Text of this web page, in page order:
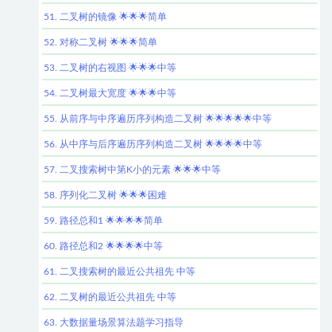
51. 二叉树的镜像 🌟🌟🌟简单
52. 对称二叉树 🌟🌟🌟简单
53. 二叉树的右视图 🌟🌟🌟中等
54. 二叉树最大宽度 🌟🌟🌟中等
55. 从前序与中序遍历序列构造二叉树 🌟🌟🌟🌟🌟中等
56. 从中序与后序遍历序列构造二叉树 🌟🌟🌟🌟中等
57. 二叉搜索树中第K小的元素 🌟🌟🌟中等
58. 序列化二叉树 🌟🌟🌟困难
59. 路径总和1 🌟🌟🌟🌟简单
60. 路径总和2 🌟🌟🌟🌟中等
61. 二叉搜索树的最近公共祖先 中等
62. 二叉树的最近公共祖先 中等
63. 大数据量场景算法题学习指导